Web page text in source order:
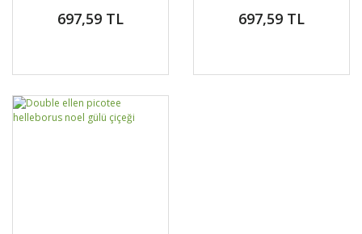
697,59 TL 697,59 TL